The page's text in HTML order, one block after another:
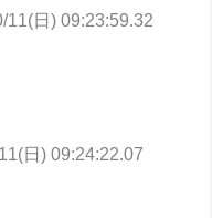
11(日) 09:23:59.32
日) 09:24:22.07